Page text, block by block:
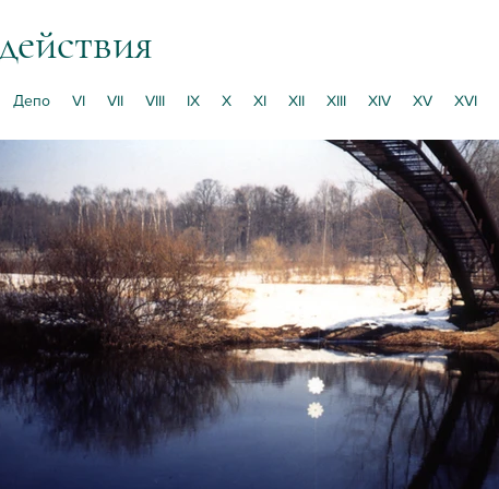
Депо VI VII VIII IX X XI XII XIII XIV XV XVI